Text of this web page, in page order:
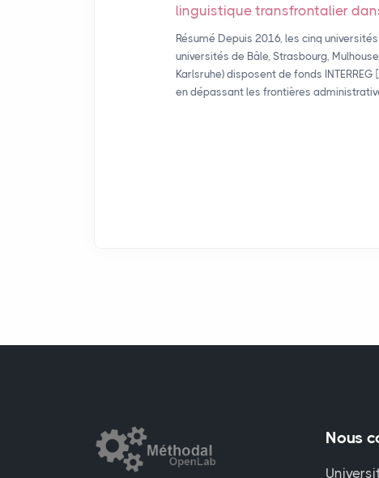
linguistique transfrontalier
Résumé Depuis 2016, les cinq
universités de Bâle, Strasbourg,
Karlsruhe) disposent de fonds
en dépassant les frontières
Nous